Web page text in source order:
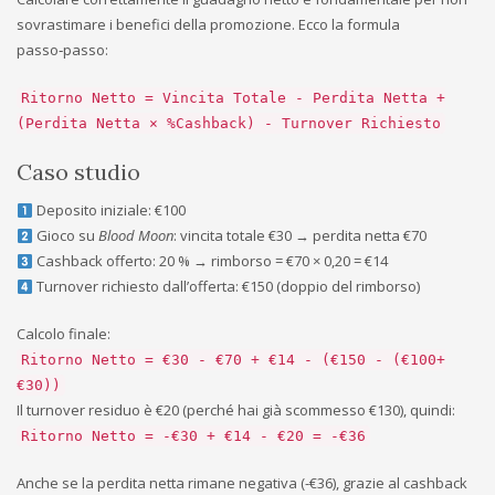
sovrastimare i benefici della promozione. Ecco la formula
passo‑passo:
Ritorno Netto = Vincita Totale - Perdita Netta +
(Perdita Netta × %Cashback) - Turnover Richiesto
Caso studio
Deposito iniziale: €100
Gioco su Blood Moon: vincita totale €30 → perdita netta €70
Cashback offerto: 20 % → rimborso = €70 × 0,20 = €14
Turnover richiesto dall’offerta: €150 (doppio del rimborso)
Calcolo finale:
Ritorno Netto = €30 - €70 + €14 - (€150 - (€100+
€30))
Il turnover residuo è €20 (perché hai già scommesso €130), quindi:
Ritorno Netto = -€30 + €14 - €20 = -€36
Anche se la perdita netta rimane negativa (-€36), grazie al cashback